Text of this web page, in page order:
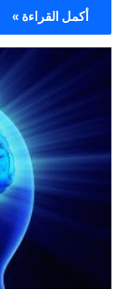
أكمل القراءة »